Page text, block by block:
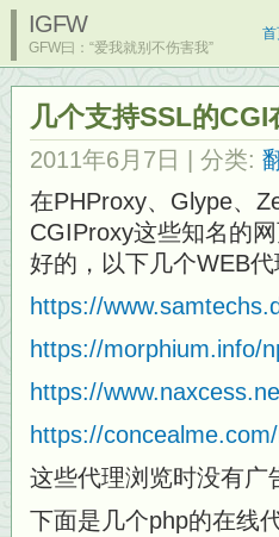
IGFW
GFW曰：“爱我就别不伤害我”
几个支持SSL的CGI
2011年6月7日 | 分类:
在PHProxy、Glype、
CGIProxy这些知名的
好的，以下几个WEB
https://
https://morphium.info/
https://
https://
这些代理浏览时没有广
下面是几个php的在线